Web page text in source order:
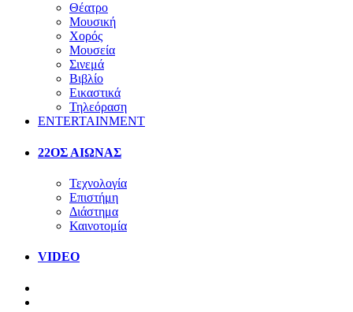
Θέατρο
Μουσική
Χορός
Μουσεία
Σινεμά
Βιβλίο
Εικαστικά
Τηλεόραση
ENTERTAINMENT
22ΟΣ ΑΙΩΝΑΣ
Τεχνολογία
Επιστήμη
Διάστημα
Καινοτομία
VIDEO